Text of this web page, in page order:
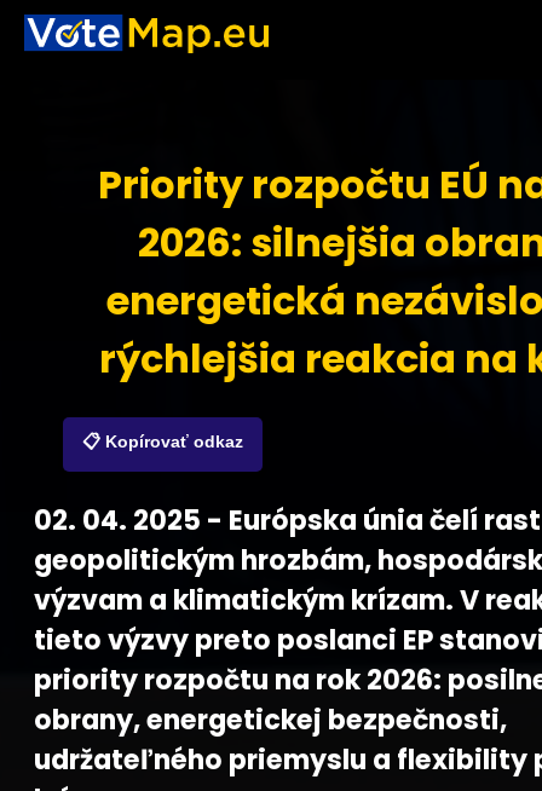
Priority rozpočtu EÚ
2026: silnejšia
energetická
rýchlejšia reakcia na
📋 Kopírovať odkaz
02. 04. 2025 - Európska únia čelí
geopolitickým hrozbám,
výzvam a klimatickým krízam. V
tieto výzvy preto poslanci EP
priority rozpočtu na rok 2026:
obrany, energetickej bezpečnosti,
udržateľného priemyslu a flexibility